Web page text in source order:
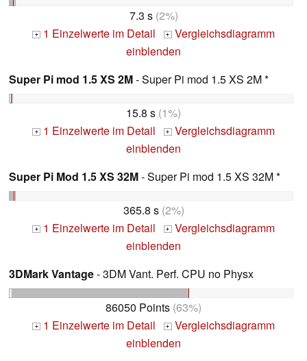
7.3 s(2%)
+ 1 Einzelwerte im Detail + Vergleichsdiagramm
einblenden
Super Pi mod 1.5 XS 2M- Super Pi mod 1.5 XS 2M *
15.8 s (1%)
+ 1 Einzelwerte im Detail + Vergleichsdiagramm
einblenden
Super Pi Mod 1.5 XS 32M- Super Pi mod 1.5 XS 32M *
365.8 s(2%)
+ 1 Einzelwerte im Detail + Vergleichsdiagramm
einblenden
3DMark Vantage- 3DM Vant. Perf. CPU no Physx
86050 Points (63%)
+ 1 Einzelwerte im Detail + Vergleichsdiagramm
einblenden